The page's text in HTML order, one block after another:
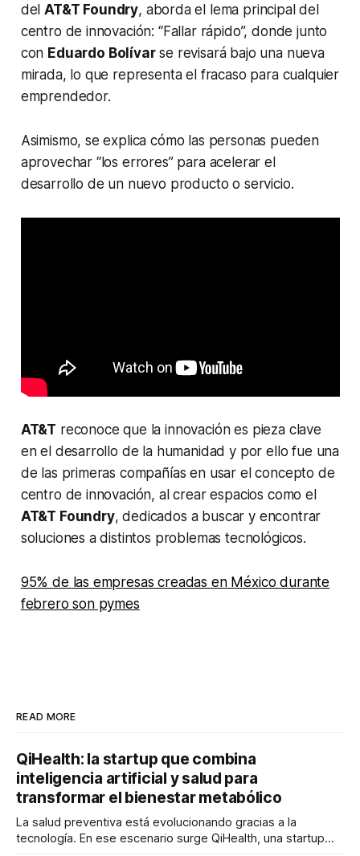
delAT&T Foundry, aborda el lema principal del
centro de innovación: “Fallar rápido”, donde junto
con Eduardo Bolívarse revisará bajo una nueva
mirada, lo que representa el fracaso para cualquier
emprendedor.
Asimismo, se explica cómo las personas pueden
aprovechar “los errores” para acelerar el
desarrollo de un nuevo producto o servicio.
AT&T reconoce que la innovación es pieza clave
en el desarrollo de la humanidad y por ello fue una
de las primeras compañías en usar el concepto de
centro de innovación, al crear espacios como el
AT&T Foundry, dedicados a buscar y encontrar
soluciones a distintos problemas tecnológicos.
95% de las empresas creadas en México durante
febrero son pymes
READ MORE
QiHealth: la startup que combina
inteligencia artificial y salud para
transformar el bienestar metabólico
La salud preventiva está evolucionando gracias a la
tecnología. En ese escenario surge QiHealth, una startup